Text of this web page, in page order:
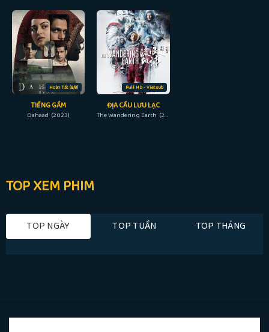
Hoàn Tất (8/8)
TIẾNG GẦM
Dahaad (2023)
Full HD - Vietsub
ĐỊA CẦU LƯU LẠC
The Wandering Earth (2019)
TOP XEM PHIM
TOP NGÀY TOP TUẦN TOP THÁNG